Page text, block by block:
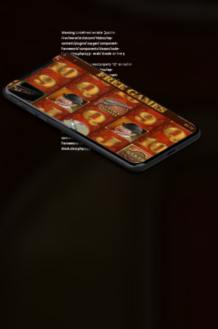
Warning: Undefined variable $post in
/var/www/sirslot.com/htdocs/wp-
content/plugins/oxygen/component-
framework/components/classes/code-
block.class.php(133) : eval()'d codeon line5
Warning: Attempt to read property "ID" on null in
/var/www/sirslot.com/htdocs/wp-
content/plugins/oxygen/component-
framework/components/classes/code-
block.class.php(133) : eval()'d codeon line5
Warning: Undefined variable $post in
/var/www/sirslot.com/htdocs/wp-
content/plugins/oxygen/component-
framework/components/classes/code-
block.class.php(133) : eval()'d codeon line7
Warning: Attempt to read property "ID" on null in
/var/www/sirslot.com/htdocs/wp-
content/plugins/oxygen/component-
framework/components/classes/code-
block.class.php(133) : eval()'d codeon line7
10:42 pm